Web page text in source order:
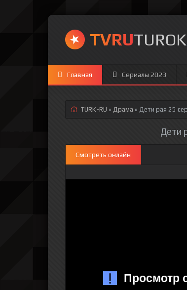
TVRUTUROK
Главная Сериалы 2023
TURK-RU » Драма » Дети рая 25
Дети
Смотреть онлайн